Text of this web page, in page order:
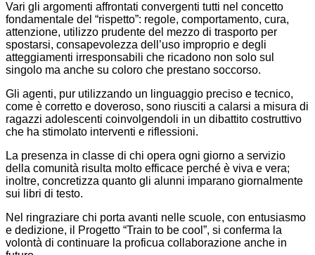
Vari gli argomenti affrontati convergenti tutti nel concetto
fondamentale del “rispetto”: regole, comportamento, cura,
attenzione, utilizzo prudente del mezzo di trasporto per
spostarsi, consapevolezza dell’uso improprio e degli
atteggiamenti irresponsabili che ricadono non solo sul
singolo ma anche su coloro che prestano soccorso.
Gli agenti, pur utilizzando un linguaggio preciso e tecnico,
come è corretto e doveroso, sono riusciti a calarsi a misura di
ragazzi adolescenti coinvolgendoli in un dibattito costruttivo
che ha stimolato interventi e riflessioni.
La presenza in classe di chi opera ogni giorno a servizio
della comunità risulta molto efficace perché è viva e vera;
inoltre, concretizza quanto gli alunni imparano giornalmente
sui libri di testo.
Nel ringraziare chi porta avanti nelle scuole, con entusiasmo
e dedizione, il Progetto “Train to be cool”, si conferma la
volontà di continuare la proficua collaborazione anche in